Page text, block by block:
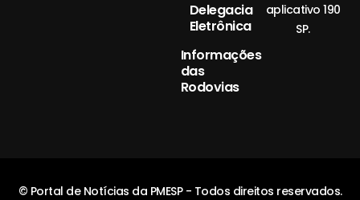
Delegacia
Eletrônica
Informações
das
Rodovias
aplicativo 190
SP.
© Portal de Notícias da PMESP - Todos direitos reservados.